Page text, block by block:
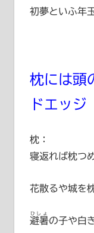
初夢といふ年
枕には頭
ドエッジ
枕：
寝返れば枕つ
花散るや城を
避暑
ひしょ
の子や白